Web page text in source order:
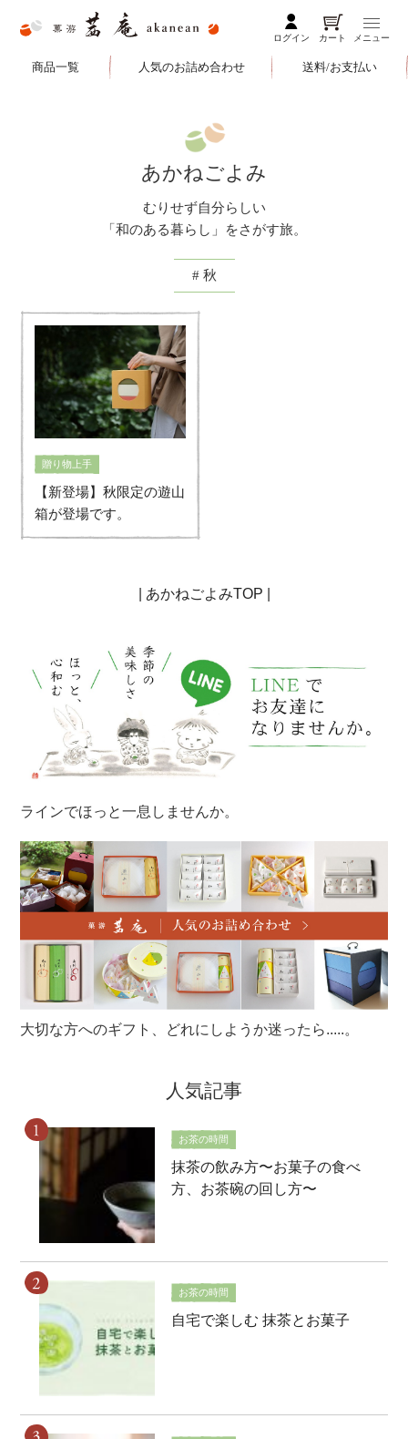
ログイン カート メニュー
商品一覧 人気のお詰め合わせ 送料/お支払い
あかねごよみ
むりせず自分らしい
「和のある暮らし」をさがす旅。
# 秋
贈り物上手
【新登場】秋限定の遊山
箱が登場です。
あかねごよみTOP
ラインでほっと一息しませんか。
大切な方へのギフト、どれにしようか迷ったら.....。
人気記事
お茶の時間
抹茶の飲み方〜お菓子の食べ
方、お茶碗の回し方〜
お茶の時間
自宅で楽しむ 抹茶とお菓子